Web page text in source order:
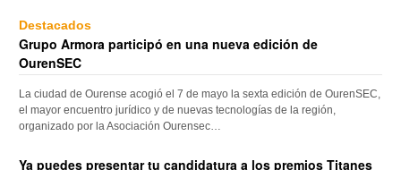
Destacados
Grupo Armora participó en una nueva edición de
OurenSEC
La ciudad de Ourense acogió el 7 de mayo la sexta edición de OurenSEC,
el mayor encuentro jurídico y de nuevas tecnologías de la región,
organizado por la Asociación Ourensec…
Ya puedes presentar tu candidatura a los premios Titanes